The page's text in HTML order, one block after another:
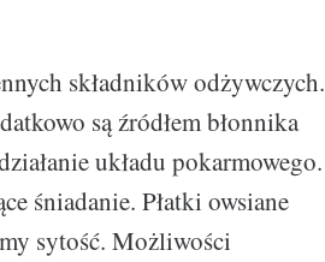
składników odżywczych.
są źródłem błonnika
układu pokarmowego.
śniadanie. Płatki owsiane
sytość. Możliwości